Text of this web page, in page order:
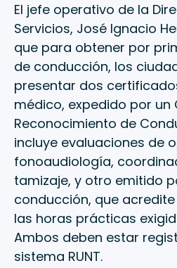
El jefe operativo de la
Servicios, José Ignacio
que para obtener por
de conducción, los
presentar dos
médico, expedido por un
Reconocimiento de
incluye evaluaciones de
fonoaudiología,
tamizaje, y otro emitido
conducción, que
las horas prácticas
Ambos deben estar
sistema RUNT.